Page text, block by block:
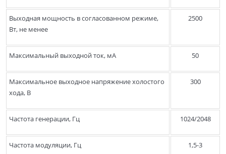
Выходная мощность в согласованном режиме,
Вт, не менее
2500
Максимальный выходной ток, мА 50
Максимальное выходное напряжение холостого
хода, В
300
Частота генерации, Гц 1024/2048
Частота модуляции, Гц 1,5-3